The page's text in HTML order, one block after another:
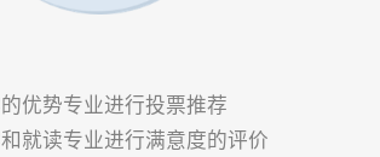
优势专业进行投票推荐
就读专业进行满意度的评价